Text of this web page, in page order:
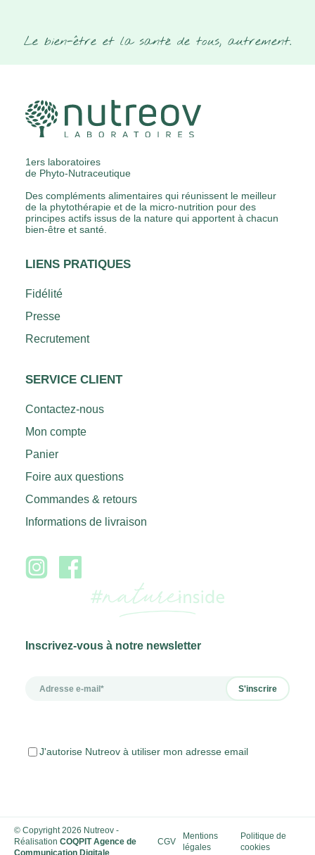
Le bien-être et la santé de tous, autrement.
1ers laboratoires
de Phyto-Nutraceutique
Des compléments alimentaires qui réunissent le meilleur
de la phytothérapie et de la micro-nutrition pour des
principes actifs issus de la nature qui apportent à chacun
bien-être et santé.
LIENS PRATIQUES
Fidélité
Presse
Recrutement
SERVICE CLIENT
Contactez-nous
Mon compte
Panier
Foire aux questions
Commandes & retours
Informations de livraison
Inscrivez-vous à notre newsletter
J'autorise Nutreov à utiliser mon adresse email
© Copyright 2026 Nutreov -
Réalisation COQPIT Agence de
Communication Digitale
CGV
Mentions
légales
Politique de
cookies